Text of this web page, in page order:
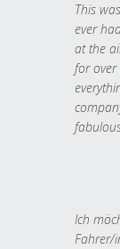
This
ever
at the
for
Ich
Fahrer/